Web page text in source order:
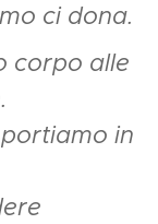
ci dona.
corpo alle
in